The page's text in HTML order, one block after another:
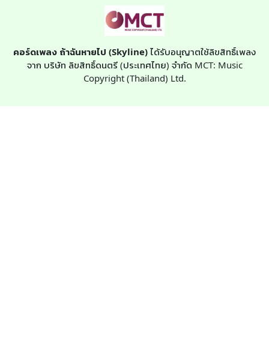
คอร์ดเพลง ถ้าฉันหายไป (Skyline) ได้รับอนุญาตใช้ลิขสิทธิ์เพลง
จาก บริษัท ลิขสิทธิ์ดนตรี (ประเทศไทย) จำกัด MCT: Music
Copyright (Thailand) Ltd.